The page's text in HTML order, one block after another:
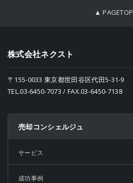
▲ PAGETOP
株式会社ネクスト
〒155-0033 東京都世田谷区代田5-31-9
TEL.03-6450-7073 / FAX.03-6450-7138
売却コンシェルジュ
サービス
成功事例